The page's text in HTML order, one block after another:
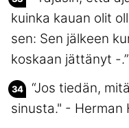
kuinka kauan olit
sen: Sen jälkeen
koskaan jättänyt -.”
“Jos tiedän,
sinusta." - Herman